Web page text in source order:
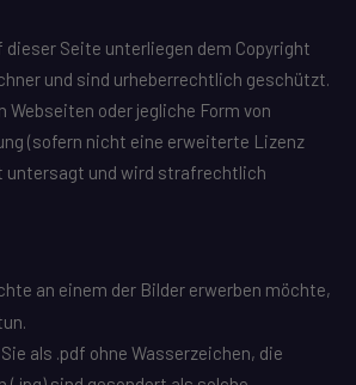
Seite unterliegen dem Copyright
und sind urheberrechtlich geschützt.
Webseiten oder jegliche Form von
(sofern nicht eine erweiterte Lizenz
untersagt und wird strafrechtlich
an einem der Bilder erwerben möchte,
als .pdf ohne Wasserzeichen, die